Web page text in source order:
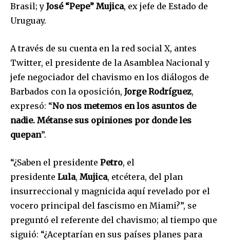
Brasil; y José “Pepe” Mujica, ex jefe de Estado de
Uruguay.
A través de su cuenta en la red social X, antes
Twitter, el presidente de la Asamblea Nacional y
jefe negociador del chavismo en los diálogos de
Barbados con la oposición, Jorge Rodríguez,
expresó: “No nos metemos en los asuntos de
nadie. Métanse sus opiniones por donde les
quepan”.
“¿Saben el presidente Petro, el
presidente Lula, Mujica, etcétera, del plan
insurreccional y magnicida aquí revelado por el
vocero principal del fascismo en Miami?”, se
preguntó el referente del chavismo; al tiempo que
siguió: “¿Aceptarían en sus países planes para